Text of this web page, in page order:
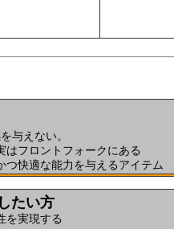
与えない。
はフロントフォークにある
快適な能力を与えるアイテム
たい方
を実現する